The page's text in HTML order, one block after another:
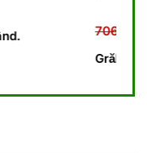
a fost:
Prețul curent